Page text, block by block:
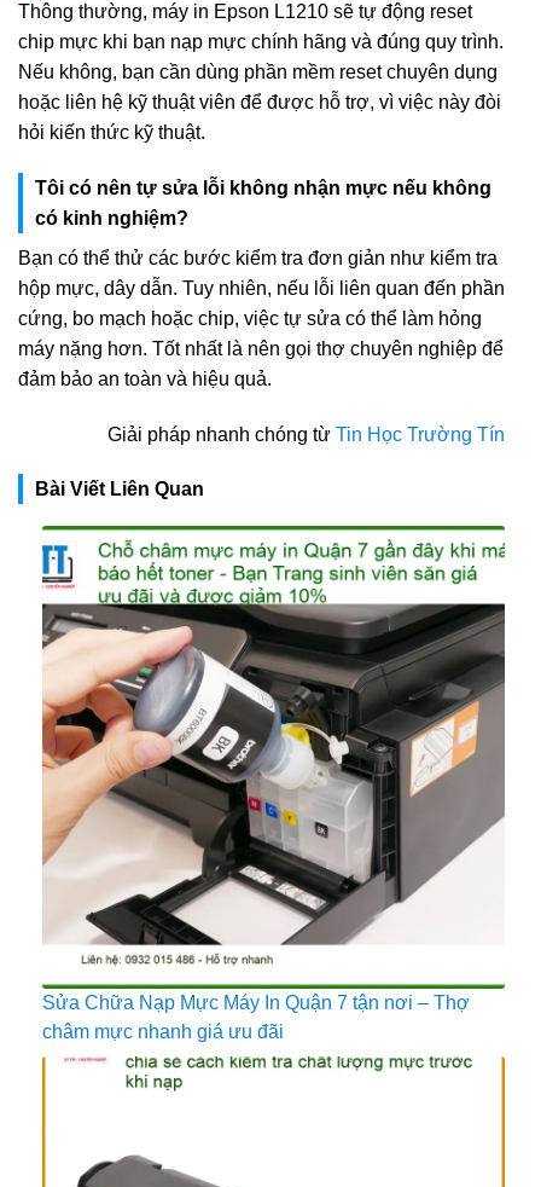
Thông thường, máy in Epson L1210 sẽ tự động reset
chip mực khi bạn nạp mực chính hãng và đúng quy trình.
Nếu không, bạn cần dùng phần mềm reset chuyên dụng
hoặc liên hệ kỹ thuật viên để được hỗ trợ, vì việc này đòi
hỏi kiến thức kỹ thuật.
Tôi có nên tự sửa lỗi không nhận mực nếu không
có kinh nghiệm?
Bạn có thể thử các bước kiểm tra đơn giản như kiểm tra
hộp mực, dây dẫn. Tuy nhiên, nếu lỗi liên quan đến phần
cứng, bo mạch hoặc chip, việc tự sửa có thể làm hỏng
máy nặng hơn. Tốt nhất là nên gọi thợ chuyên nghiệp để
đảm bảo an toàn và hiệu quả.
Giải pháp nhanh chóng từ Tin Học Trường Tín
Bài Viết Liên Quan
Sửa Chữa Nạp Mực Máy In Quận 7 tận nơi – Thợ
châm mực nhanh giá ưu đãi